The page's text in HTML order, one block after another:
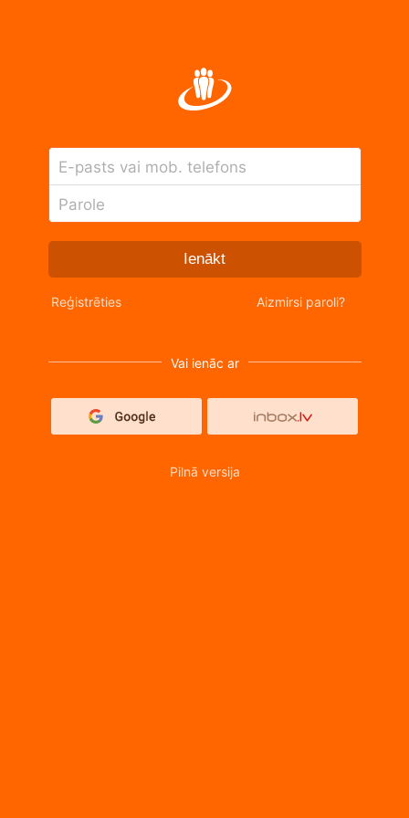
E-pasts vai mob. telefons
Parole
Ienākt
Reģistrēties Aizmirsi paroli?
Vai ienāc ar
Pilnā versija